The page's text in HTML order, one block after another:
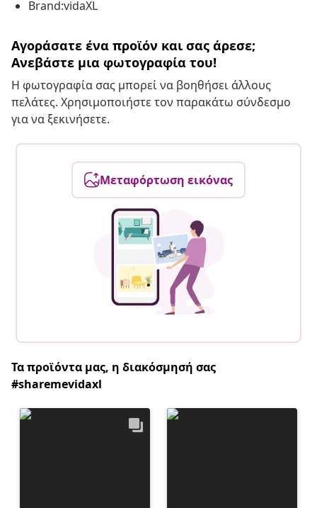
Brand:vidaXL
Αγοράσατε ένα προϊόν και σας άρεσε;
Ανεβάστε μια φωτογραφία του!
Η φωτογραφία σας μπορεί να βοηθήσει άλλους
πελάτες. Χρησιμοποιήστε τον παρακάτω σύνδεσμο
για να ξεκινήσετε.
Μεταφόρτωση εικόνας
Τα προϊόντα μας, η διακόσμησή σας
#sharemevidaxl